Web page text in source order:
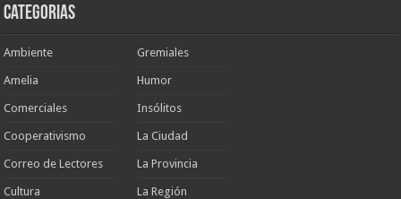
Categorias
Ambiente
Amelia
Comerciales
Cooperativismo
Correo de Lectores
Cultura
Gremiales
Humor
Insólitos
La Ciudad
La Provincia
La Región